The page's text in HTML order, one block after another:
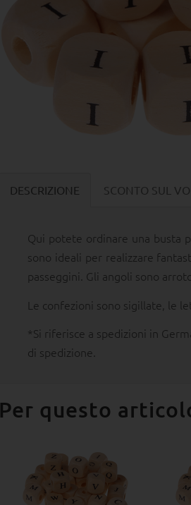
DESCRIZIONE SCONTO SUL
Qui potete ordinare una busta
sono ideali per realizzare
passeggini. Gli angoli sono
Le confezioni sono sigillate, le
*Si riferisce a spedizioni in
di spedizione.
Per questo